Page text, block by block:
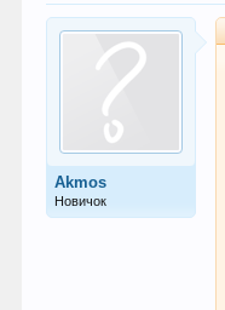
Akmos
Новичок